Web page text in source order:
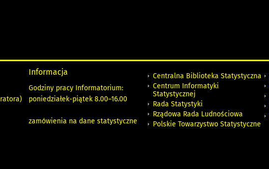
Informacja
Godziny pracy Informatorium:
poniedziałek-piątek 8.00–16.00
zamówienia na dane statystyczne
Centralna Biblioteka Statystyczna
Centrum Informatyki
Statystycznej
Rada Statystyki
Rządowa Rada Ludnościowa
Polskie Towarzystwo Statystyczne